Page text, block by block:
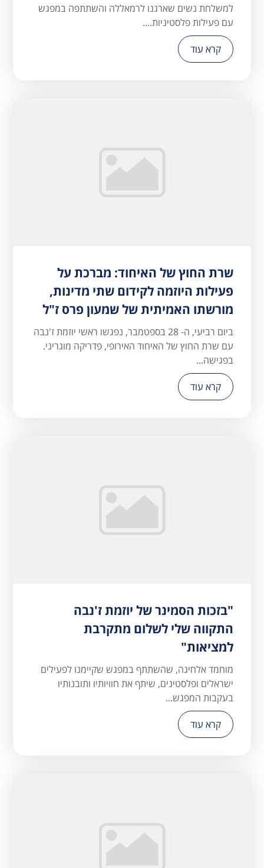
למשלחת נשים שארגנו לרמאללה והשתתפה במפגש
עם פעילות פלסטיניות....
קרא עוד
שרת החוץ של האיחוד: מברכת על
פעילות היוזמה לקידום שתי מדינות,
מורשתו האמיתית של שמעון פרס ז"ל
ביום רביעי, ה- 28 בספטמבר, נפגשו ראשי יוזמת ז'נבה
עם שרת החוץ של האיחוד האירופי, פדריקה מוגריני.
בפגישה...
קרא עוד
"בזכות הסמינר של יוזמת ז'נבה
התקווה שלי לשלום מתקרבת
למציאות"
מוחמד אלחיגה, שהשתתף במפגש שקיימנו לפעילים
ישראלים ופלסטינים, שיתף את חוויותיו ותובנותיו
בעקבות המפגש...
קרא עוד